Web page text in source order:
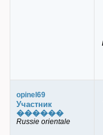
opinel69
Участник
������
Russie orientale